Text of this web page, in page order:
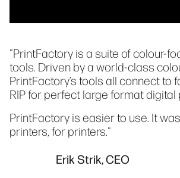
"PrintFactory is a suite of colour-
tools. Driven by a world-class
PrintFactory’s tools all connect to
RIP for perfect large format digital
PrintFactory is easier to use. It
printers, for printers."
Erik Strik, CEO